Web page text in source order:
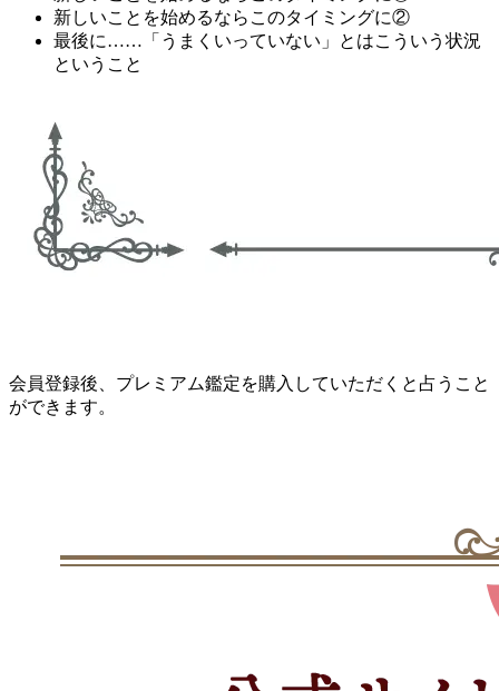
新しいことを始めるならこのタイミングに②
最後に……「うまくいっていない」とはこういう状況
ということ
会員登録後、プレミアム鑑定を購入していただくと占うこと
ができます。